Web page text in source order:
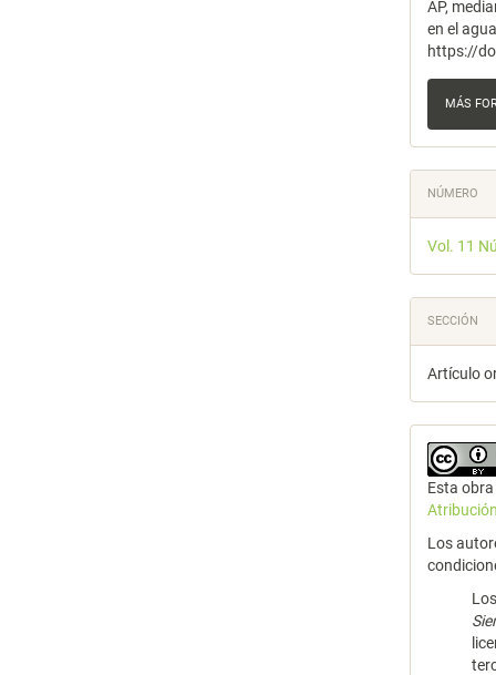
AP,
en el
https://
MÁS
NÚMERO
Vol. 11
SECCIÓN
Artículo
Esta
Los